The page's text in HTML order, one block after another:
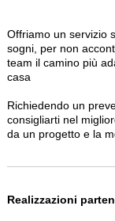
Offriamo un servizio
sogni, per non
team il camino più
casa
Richiedendo un
consigliarti nel
da un progetto e la
Realizzazioni